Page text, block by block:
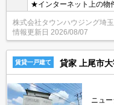
★インターネット上の物
紹介致します★お部屋探
東大宮店まで★
株式会社タウンハウジング埼
情報更新日 2026/08/07
賃貸一戸建て 貸家 上尾市
ニュ